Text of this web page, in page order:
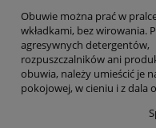
Obuwie można prać w
wkładkami, bez wirowania.
agresywnych detergentów,
rozpuszczalników ani
obuwia, należy umieścić je
pokojowej, w cieniu i z dala